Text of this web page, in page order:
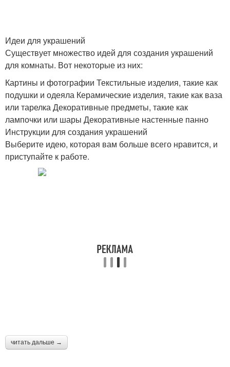
Идеи для украшений
Существует множество идей для создания украшений
для комнаты. Вот некоторые из них:
Картины и фотографии Текстильные изделия, такие как
подушки и одеяла Керамические изделия, такие как ваза
или тарелка Декоративные предметы, такие как
лампочки или шары Декоративные настенные панно
Инструкции для создания украшений
Выберите идею, которая вам больше всего нравится, и
приступайте к работе.
читать дальше →